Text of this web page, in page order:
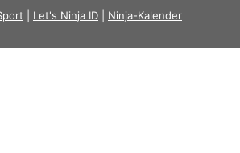
Let's Ninja ID Ninja-Kalender